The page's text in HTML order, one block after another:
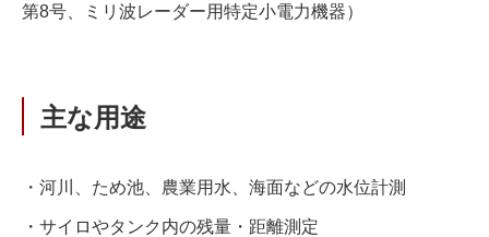
第8号、ミリ波レーダー用特定小電力機器）
主な用途
・河川、ため池、農業用水、海面などの水位計測
・サイロやタンク内の残量・距離測定